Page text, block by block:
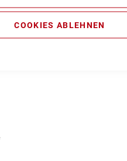
COOKIES ABLEHNEN